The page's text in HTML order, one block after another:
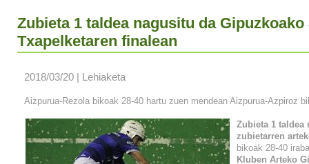
Zubieta 1 taldea nagusitu da
Txapelketaren finalean
2018/03/20 | Lehiaketa
Aizpurua-Rezola bikoak 28-40 hartu zuen mendean Aizpurua-Azpiroz
Zubieta 1 taldea
zubietarren
bikoak 28-40
Kluben Arteko